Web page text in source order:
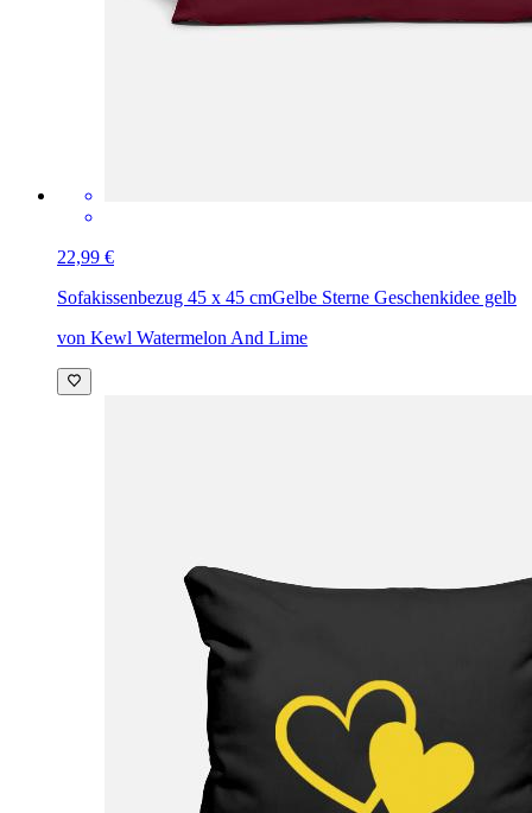
22,99 €
Sofakissenbezug 45 x 45 cmGelbe Sterne Geschenkidee gelb
von Kewl Watermelon And Lime